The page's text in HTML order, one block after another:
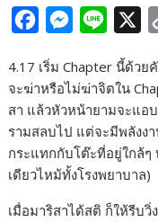
c
e
b
o
o
k
M
s
s
e
n
g
e
n
4.17 เริ่ม Chapter นี้ด้ว
จะฆ่าหรือไม่ฆ่าจิตใน
สา แล้วหัวหน้ายามจะแอ
รามสลบไป แต่จะมีพลังง
กระแทกกับโต๊ะที่อยู่ใกล้
เดียวไหม้ทั้งโรงพยาบาล)
เมื่อมาริสาได้สติ ก็ให้รีบวิ่